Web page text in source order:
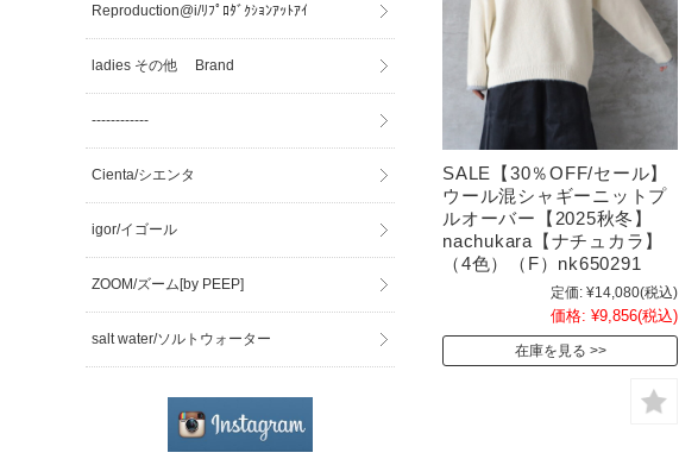
SALE【30％OFF/セール】
ウール混シャギーニットプ
ルオーバー【2025秋冬】
nachukara【ナチュカラ】
（4色）（F）nk650291
定価: ¥14,080(税込)
価格: ¥9,856(税込)
在庫を見る
Reproduction@i/ﾘﾌﾟﾛﾀﾞｸｼｮﾝｱｯﾄｱｲ
ladies その他 Brand
------------
Cienta/シエンタ
igor/イゴール
ZOOM/ズーム[by PEEP]
salt water/ソルトウォーター